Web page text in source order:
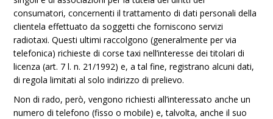
consumatori, concernenti il trattamento di dati personali della
clientela effettuato da soggetti che forniscono servizi
radiotaxi. Questi ultimi raccolgono (generalmente per via
telefonica) richieste di corse taxi nell’interesse dei titolari di
licenza (art. 7 l. n. 21/1992) e, a tal fine, registrano alcuni dati,
di regola limitati al solo indirizzo di prelievo.
Non di rado, però, vengono richiesti all’interessato anche un
numero di telefono (fisso o mobile) e, talvolta, anche il suo